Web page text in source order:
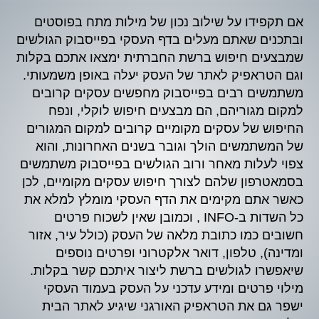
אם תקפידו על שילוב נכון של מילות מתח בפוסטים
ובתכנים שאתם מעלים בדף העסקי בפייסבוק הגולשים
שמבצעים חיפוש ברשת החברתית ימצאו אתכם בקלות
וגם הטראפיק לאתר של העסק יעלה באופן משמעותי.
משתמשים רבים בפייסבוק מחפשים עסקים קרובים
למקום מגוריהם, הם מבצעים חיפוש לוקלי, ונפח
החיפוש של עסקים מקומיים קרובים למקום המגורים
של המשתמשים הולך וגובר בשנים האחרונות, והוא
צפוי לעלות מאחר ורוב הגולשים בפייסבוק משתמשים
בסמאטרפון שלהם לצורך חיפוש עסקים מקומיים, לכן
כאשר אתם מקימים את הדף העסקי מומלץ למלא את
כל השדות ב-INFO , וכמובן שאין לשכוח פרטים
חשובים כמו כתובת מלאה של העסק (כולל עיר, אזור
ומדינה), טלפון, דואר אלקטרוני ופרטים נוספים
שיאפשרו לגולשים ברשת ליצור איתכם קשר בקלות.
מילוי פרטים ומידע עדכני על העסק בעמוד העסקי
ישפר גם את הטראפיק האורגני שיגיע לאתר הבית